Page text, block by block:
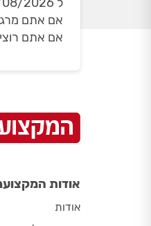
אם אתם
אם אתם
אודות
אודות